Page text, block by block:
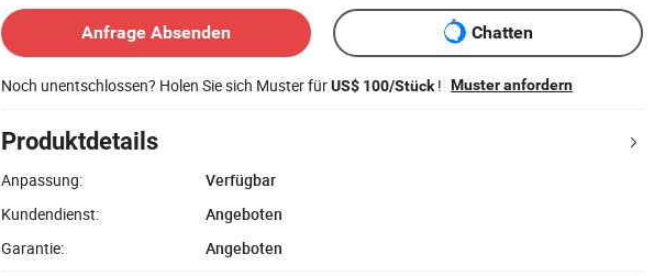
Anfrage Absenden Chatten
Noch unentschlossen? Holen Sie sich Muster fürUS$ 100/Stück! Muster anfordern
Produktdetails
Anpassung:
Verfügbar
Kundendienst:
Angeboten
Garantie:
Angeboten